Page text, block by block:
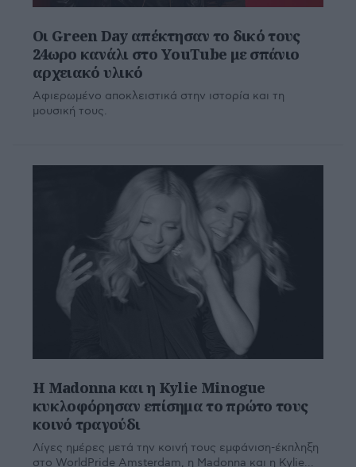
Οι Green Day απέκτησαν το δικό τους
24ωρο κανάλι στο YouTube με σπάνιο
αρχειακό υλικό
Aφιερωμένο αποκλειστικά στην ιστορία και τη
μουσική τους.
Η Madonna και η Kylie Minogue
κυκλοφόρησαν επίσημα το πρώτο τους
κοινό τραγούδι
Λίγες ημέρες μετά την κοινή τους εμφάνιση-έκπληξη
στο WorldPride Amsterdam, η Madonna και η Kylie...